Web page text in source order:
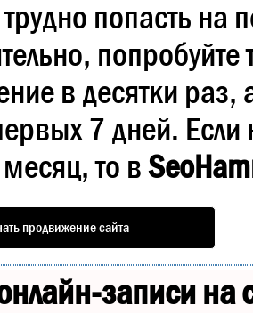
— Регулярная проверка
качества ссылок по более чем
100 показателям и
пересчет показателей
проекта.
ссылок: арендные ссылки,
вечные ссылки, публикации
(упоминания, мнения,
статьи, пресс-релизы).
— SeoHammer покажет, где
или падение, а также запросы,
на которые нужно обратить
SeoHammer еще
технологию
продвижение в десятки раз, а
первые результаты
Зарегистрироваться и
попасть на
попробуйте
в десятки раз,
7 дней.
то в
продвижение сайта
записи на